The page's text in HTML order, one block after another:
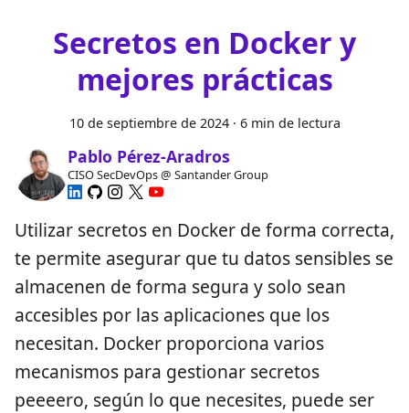
Secretos en Docker y
mejores prácticas
10 de septiembre de 2024· 6 min de lectura
Pablo Pérez-Aradros
CISO SecDevOps @ Santander Group
Utilizar secretos en Docker de forma correcta,
te permite asegurar que tu datos sensibles se
almacenen de forma segura y solo sean
accesibles por las aplicaciones que los
necesitan. Docker proporciona varios
mecanismos para gestionar secretos
peeeero, según lo que necesites, puede ser